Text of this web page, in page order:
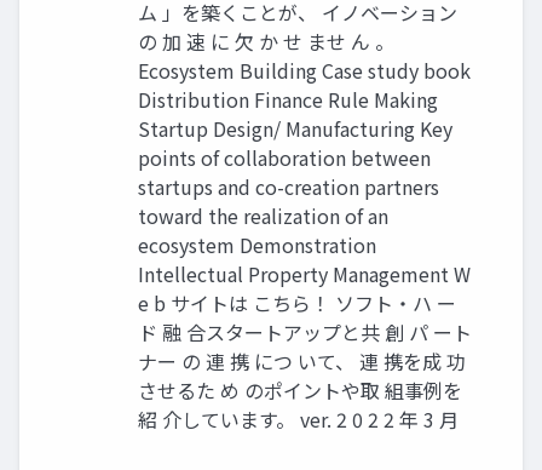
ム 」を築くことが、 イノベーション
の 加 速 に 欠 か せ ませ ん 。
Ecosystem Building Case study book
Distribution Finance Rule Making
Startup Design/ Manufacturing Key
points of collaboration between
startups and co-creation partners
toward the realization of an
ecosystem Demonstration
Intellectual Property Management W
e b サイトは こちら！ ソフト・ハ ー
ド 融 合スタートアップと共 創 パ ート
ナー の 連 携 につ いて、 連 携を成 功
させるた め のポイントや取 組事例を
紹 介しています。 ver. 2 0 2 2 年 3 月